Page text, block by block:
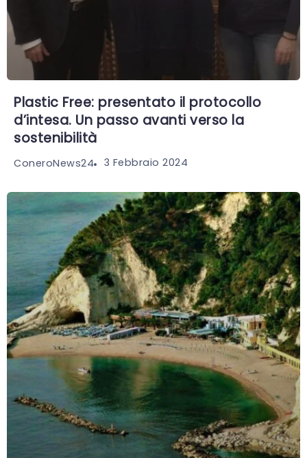
Plastic Free: presentato il protocollo
d’intesa. Un passo avanti verso la
sostenibilità
ConeroNews24 3 Febbraio 2024